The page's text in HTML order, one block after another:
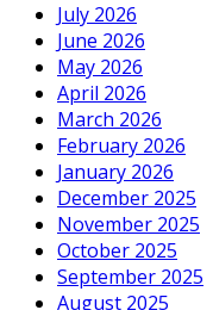
July 2026
June 2026
May 2026
April 2026
March 2026
February 2026
January 2026
December 2025
November 2025
October 2025
September 2025
August 2025